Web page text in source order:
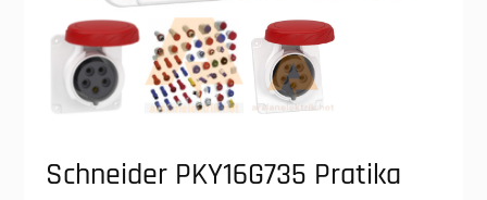
Schneider PKY16G735 Pratika